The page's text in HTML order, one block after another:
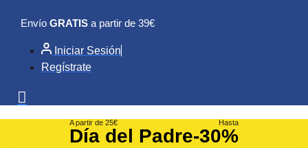
contenido
Envío GRATIS a partir de 39€
Iniciar Sesión
Regístrate
A partir de 25€
Día del Padre
Hasta
-30%